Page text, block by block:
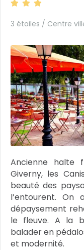
3 étoiles / Centre
Ancienne halte
Giverny, les
beauté des
l’entourent. On
dépaysement
le fleuve. A la
balader en
et modernité.